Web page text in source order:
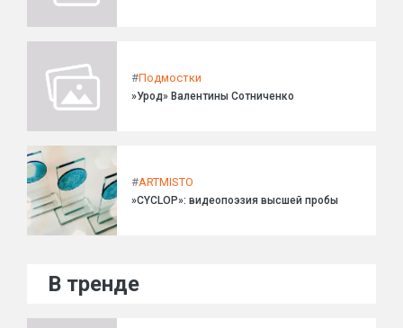
#Подмостки
»Урод» Валентины Сотниченко
#ARTMISTO
»CYCLOP»: видеопоэзия высшей пробы
В тренде